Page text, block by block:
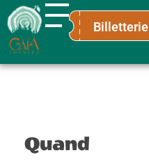
Gaïa Loisirs
Terre ludique et innovante pour tous
Billetterie
Quand